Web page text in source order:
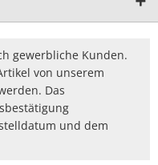
gewerbliche Kunden.
von unserem
Das
und dem